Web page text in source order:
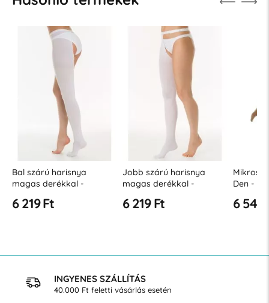
Bal szárú harisnya
magas derékkal -
Hgmm)
6 219 Ft
Jobb szárú harisnya
magas derékkal -
Hgmm)
6 219 Ft
Den -
Hgmm
6 546
INGYENES SZÁLLÍTÁS
40.000 Ft feletti vásárlás esetén